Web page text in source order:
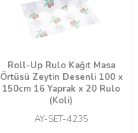
Roll-Up Rulo Kağıt Masa
Örtüsü Zeytin Desenli 100 x
150cm 16 Yaprak x 20 Rulo
(Koli)
AY-SET-4235